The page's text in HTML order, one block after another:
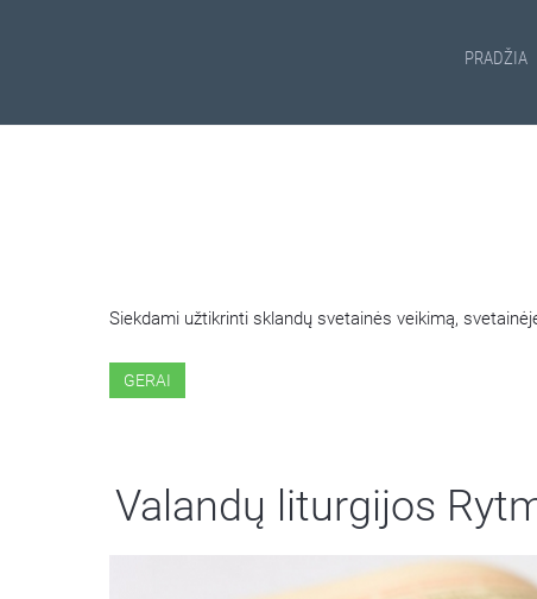
PRADŽIA
Siekdami užtikrinti sklandų svetainės veikimą,
GERAI
Valandų liturgijos